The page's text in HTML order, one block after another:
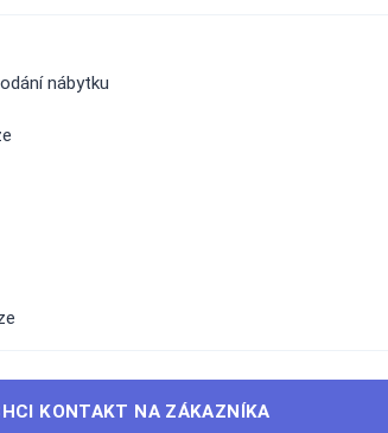
nábytku
KONTAKT NA ZÁKAZNÍKA